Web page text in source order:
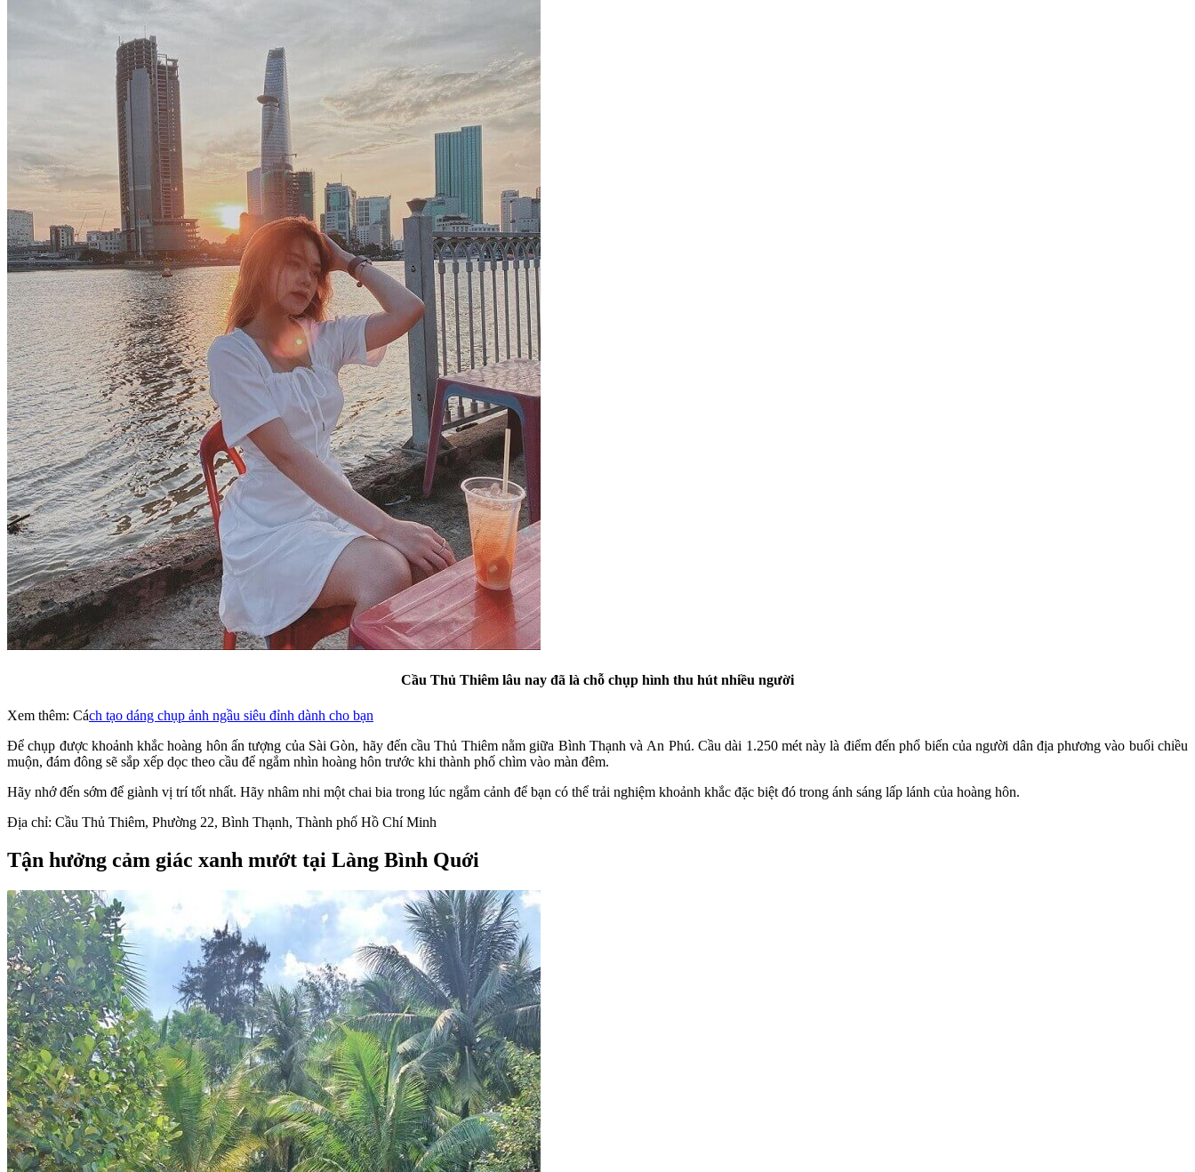
Cầu Thủ Thiêm lâu nay đã là chỗ chụp hình thu hút nhiều người
Xem thêm: Cách tạo dáng chụp ảnh ngầu siêu đỉnh dành cho bạn
Để chụp được khoảnh khắc hoàng hôn ấn tượng của Sài Gòn, hãy đến cầu Thủ Thiêm nằm giữa Bình Thạnh và An Phú. Cầu dài 1.250 mét này là điểm đến phổ biến của người dân địa phương vào buổi chiều
muộn, đám đông sẽ sắp xếp dọc theo cầu để ngắm nhìn hoàng hôn trước khi thành phố chìm vào màn đêm.
Hãy nhớ đến sớm để giành vị trí tốt nhất. Hãy nhâm nhi một chai bia trong lúc ngắm cảnh để bạn có thể trải nghiệm khoảnh khắc đặc biệt đó trong ánh sáng lấp lánh của hoàng hôn.
Địa chỉ: Cầu Thủ Thiêm, Phường 22, Bình Thạnh, Thành phố Hồ Chí Minh
Tận hưởng cảm giác xanh mướt tại Làng Bình Quới